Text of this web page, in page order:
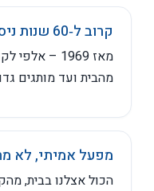
קרוב ל‑60 שנות ניסיון
מאז 1969 –
מהבית ועד מותגים
מפעל אמיתי, לא
הכול אצלנו בבית,